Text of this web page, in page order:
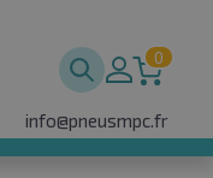
0
info@pneusmpc.fr